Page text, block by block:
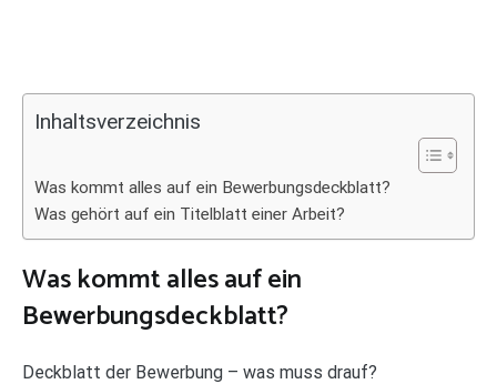
Inhaltsverzeichnis
Was kommt alles auf ein Bewerbungsdeckblatt?
Was gehört auf ein Titelblatt einer Arbeit?
Was kommt alles auf ein
Bewerbungsdeckblatt?
Deckblatt der Bewerbung – was muss drauf?